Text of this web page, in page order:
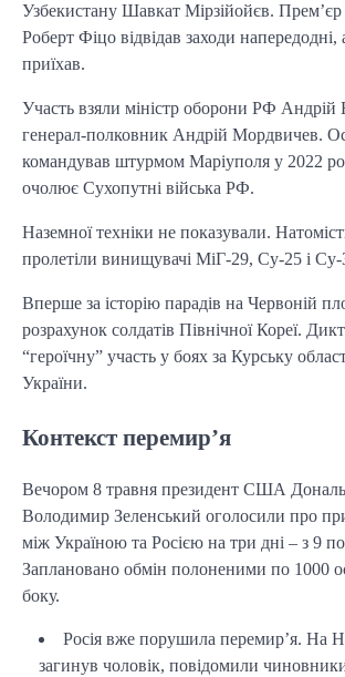
Узбекистану Шавкат Мірзійойєв.
Роберт Фіцо відвідав заходи напередодні,
приїхав.
Участь взяли міністр оборони РФ Андрій
генерал-полковник Андрій Мордвичев.
командував штурмом Маріуполя у 2022
очолює Сухопутні війська РФ.
Наземної техніки не показували.
пролетіли винищувачі МіГ-29, Су-25 і Су-
Вперше за історію парадів на Червоній
розрахунок солдатів Північної Кореї.
“героїчну” участь у боях за Курську
України.
Контекст перемир’я
Вечором 8 травня президент США
Володимир Зеленський оголосили про
між Україною та Росією на три дні – з 9
Заплановано обмін полоненими по 1000
боку.
Росія вже порушила перемир’я. На
загинув чоловік, повідомили